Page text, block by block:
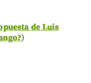
de Luis
)